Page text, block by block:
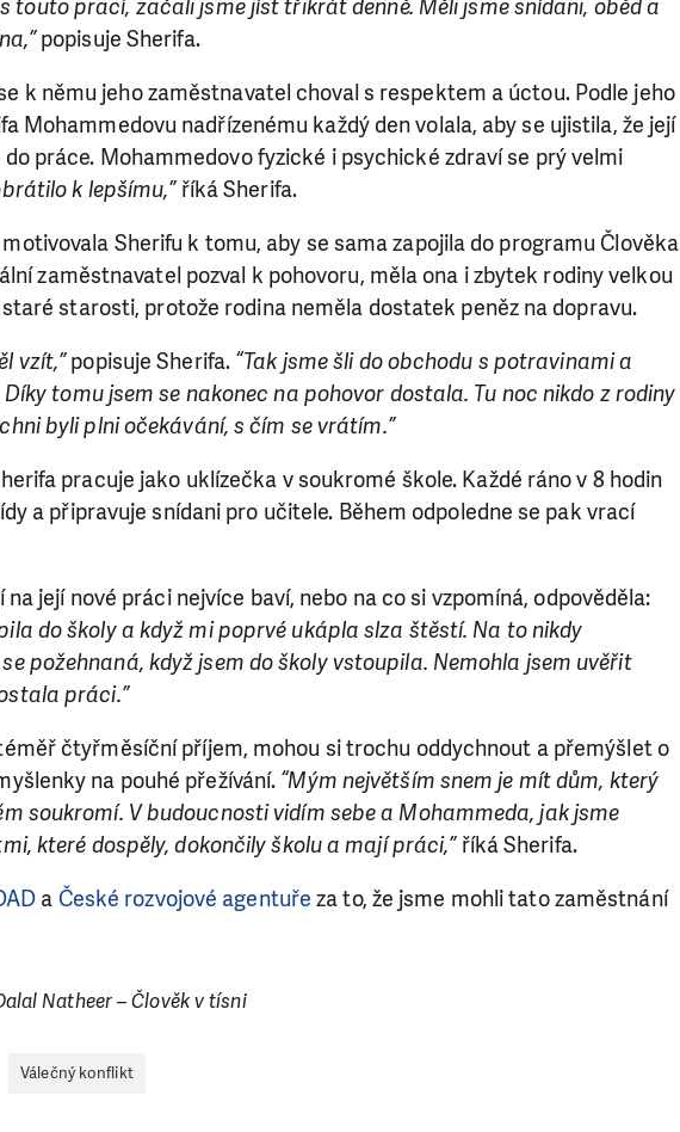
touto prací, začali jsme jíst třikrát denně. Měli jsme snídani, oběd a
popisuje Sherifa.
k němu jeho zaměstnavatel choval s respektem a úctou. Podle jeho
Mohammedovu nadřízenému každý den volala, aby se ujistila, že její
práce. Mohammedovo fyzické i psychické zdraví se prý velmi
k lepšímu,”říká Sherifa.
Sherifu k tomu, aby se sama zapojila do programu Člověka
zaměstnavatel pozval k pohovoru, měla ona i zbytek rodiny velkou
starosti, protože rodina neměla dostatek peněz na dopravu.
vzít,”popisuje Sherifa. “Tak jsme šli do obchodu s potravinami a
tomu jsem se nakonec na pohovor dostala. Tu noc nikdo z rodiny
byli plni očekávání, s čím se vrátím.”
pracuje jako uklízečka v soukromé škole. Každé ráno v 8 hodin
a připravuje snídani pro učitele. Během odpoledne se pak vrací
její nové práci nejvíce baví, nebo na co si vzpomíná, odpověděla:
do školy a když mi poprvé ukápla slza štěstí. Na to nikdy
požehnaná, když jsem do školy vstoupila. Nemohla jsem uvěřit
práci.”
čtyřměsíční příjem, mohou si trochu oddychnout a přemýšlet o
na pouhé přežívání. “Mým největším snem je mít dům, který
soukromí. V budoucnosti vidím sebe a Mohammeda, jak jsme
které dospěly, dokončily školu a mají práci,”říká Sherifa.
a České rozvojové agentuře za to, že jsme mohli tato zaměstnání
Natheer – Člověk v tísni
Válečný konflikt